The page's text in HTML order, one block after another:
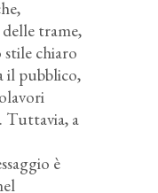
delle trame,
chiaro
il pubblico,
Tuttavia, a
è